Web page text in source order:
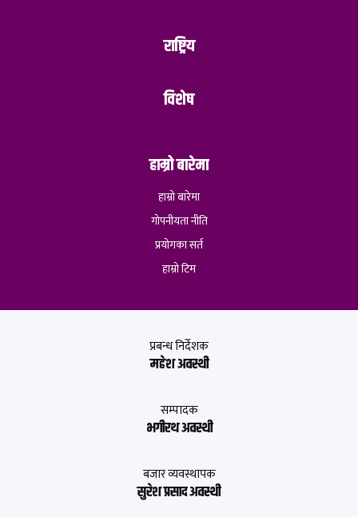
राष्ट्रिय
विशेष
हाम्रो बारेमा
हाम्रो बारेमा
गोपनीयता नीति
प्रयोगका सर्त
हाम्रो टिम
प्रबन्ध निर्देशक
महेश अवस्थी
सम्पादक
भगीरथ अवस्थी
बजार व्यवस्थापक
सुरेश प्रसाद अवस्थी